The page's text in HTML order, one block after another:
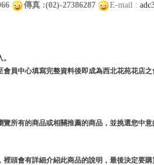
傳真 :(02)-27386287 E-mail :
員中心填寫完整資料後即成為西北花苑花店之
所有的商品或相關推薦的商品，並挑選您中意
裡頭會有詳細介紹此商品的說明，最後決定要